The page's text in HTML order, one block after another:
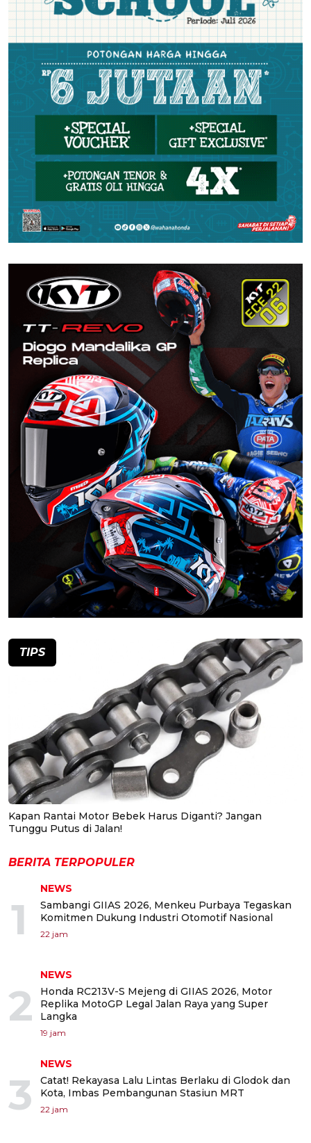
TIPS
Kapan Rantai Motor Bebek Harus Diganti? Jangan
Tunggu Putus di Jalan!
BERITA TERPOPULER
1
NEWS
Sambangi GIIAS 2026, Menkeu Purbaya Tegaskan
Komitmen Dukung Industri Otomotif Nasional
22 jam
2
NEWS
Honda RC213V-S Mejeng di GIIAS 2026, Motor
Replika MotoGP Legal Jalan Raya yang Super
Langka
19 jam
3
NEWS
Catat! Rekayasa Lalu Lintas Berlaku di Glodok dan
Kota, Imbas Pembangunan Stasiun MRT
22 jam